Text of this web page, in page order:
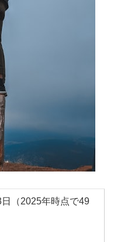
日（2025年時点で49